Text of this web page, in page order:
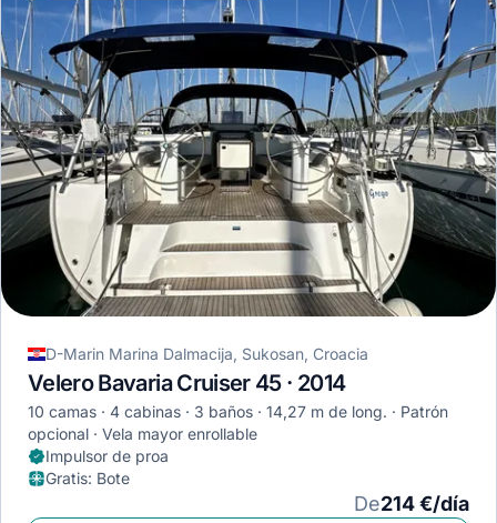
D-Marin Marina Dalmacija, Sukosan, Croacia
Velero Bavaria Cruiser 45 · 2014
10 camas 4 cabinas 3 baños 14,27 m de long.
Patrón
opcional
Vela mayor enrollable
Impulsor de proa
Gratis: Bote
De214 €/día